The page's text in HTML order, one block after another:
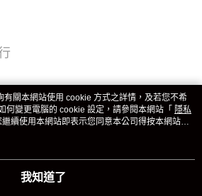
關本網站使用 cookie 方式之詳情，及若您不希
何變更電腦的 cookie 設定，請參閱本網站「 隱私
續使用本網站即表示您同意本公司得按本網站使
。
我知道了